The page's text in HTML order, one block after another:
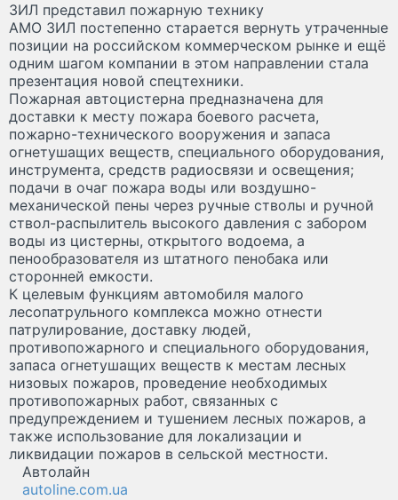
ЗИЛ представил пожарную технику
АМО ЗИЛ постепенно старается вернуть утраченные
позиции на российском коммерческом рынке и ещё
одним шагом компании в этом направлении стала
презентация новой спецтехники.
Пожарная автоцистерна предназначена для
доставки к месту пожара боевого расчета,
пожарно-технического вооружения и запаса
огнетушащих веществ, специального оборудования,
инструмента, средств радиосвязи и освещения;
подачи в очаг пожара воды или воздушно-
механической пены через ручные стволы и ручной
ствол-распылитель высокого давления с забором
воды из цистерны, открытого водоема, а
пенообразователя из штатного пенобака или
сторонней емкости.
К целевым функциям автомобиля малого
лесопатрульного комплекса можно отнести
патрулирование, доставку людей,
противопожарного и специального оборудования,
запаса огнетушащих веществ к местам лесных
низовых пожаров, проведение необходимых
противопожарных работ, связанных с
предупреждением и тушением лесных пожаров, а
также использование для локализации и
ликвидации пожаров в сельской местности.
Автолайн
autoline.com.ua